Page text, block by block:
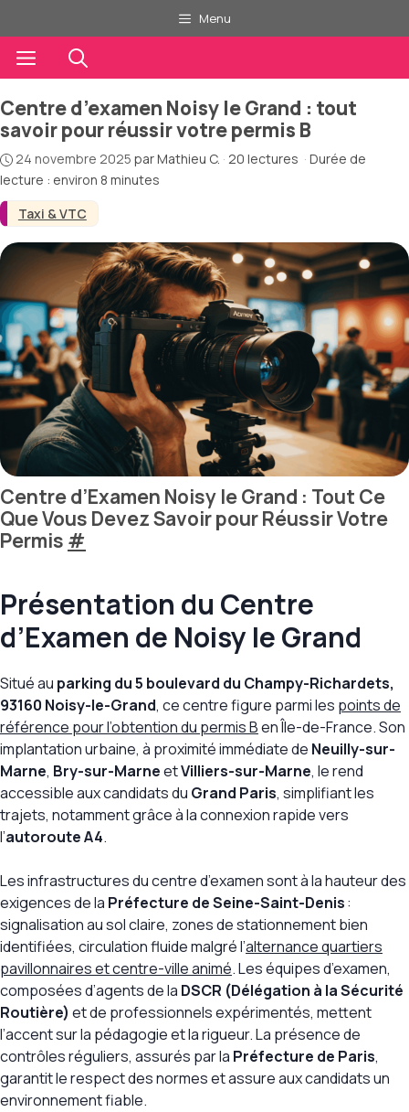
au
contenu
Menu
Menu
Taxi & VTC
Centre d’examen Noisy le Grand : tout
savoir pour réussir votre permis B
24 novembre 2025 parMathieu C. · 20 lectures · Durée de
lecture : environ 8 minutes
Centre d’Examen Noisy le Grand : Tout Ce
Que Vous Devez Savoir pour Réussir Votre
Permis #
Présentation du Centre
d’Examen de Noisy le Grand
Situé au parking du 5 boulevard du Champy-Richardets,
93160 Noisy-le-Grand, ce centre figure parmi les points de
référence pour l’obtention du permis Ben Île-de-France. Son
implantation urbaine, à proximité immédiate de Neuilly-sur-
Marne, Bry-sur-MarneetVilliers-sur-Marne, le rend
accessible aux candidats du Grand Paris, simplifiant les
trajets, notamment grâce à la connexion rapide vers
l’autoroute A4.
Les infrastructures du centre d’examen sont à la hauteur des
exigences de la Préfecture de Seine-Saint-Denis:
signalisation au sol claire, zones de stationnement bien
identifiées, circulation fluide malgré l’alternance quartiers
pavillonnaires et centre-ville animé. Les équipes d’examen,
composées d’agents de la DSCR (Délégation à la Sécurité
Routière) et de professionnels expérimentés, mettent
l’accent sur la pédagogie et la rigueur. La présence de
contrôles réguliers, assurés par la Préfecture de Paris,
garantit le respect des normes et assure aux candidats un
environnement fiable.